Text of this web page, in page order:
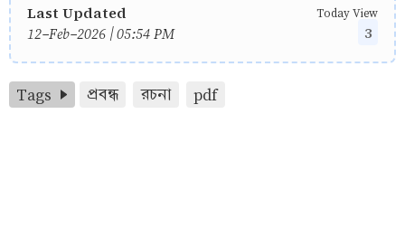
Last Updated
12-Feb-2026 | 05:54 PM
Today View
3
Tags প্রবন্ধ রচনা pdf